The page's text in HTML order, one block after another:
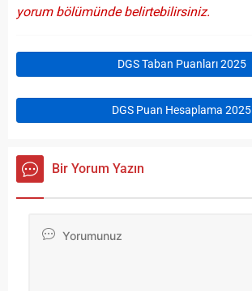
yorum bölümünde belirtebilirsiniz.
DGS Taban Puanları 2025
DGS Puan Hesaplama 2025
Bir Yorum Yazın